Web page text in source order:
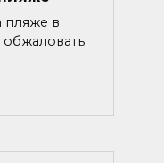
пляже в